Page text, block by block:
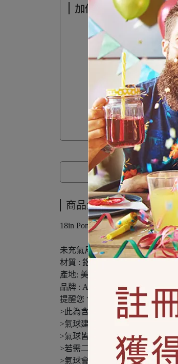
加價購-底座$39加價購
商品介紹
18in Pomegranate Satin Circle
未充氣尺寸 : 18in ( 45.7公分 ) / 1
材質 : 鋁箔
產地: 美國
品牌 : ANAGRAM
提醒您 含氣氣球只能選擇計程
>此為含氦氣鋁箔氣球，可空飄
>氣球建議當天充氣，效果最佳。
>氣球皆一次性使用，若氣球消
>若需二次充氣會酌收氣體費用
>氣球會熱脹冷縮，不建議放置